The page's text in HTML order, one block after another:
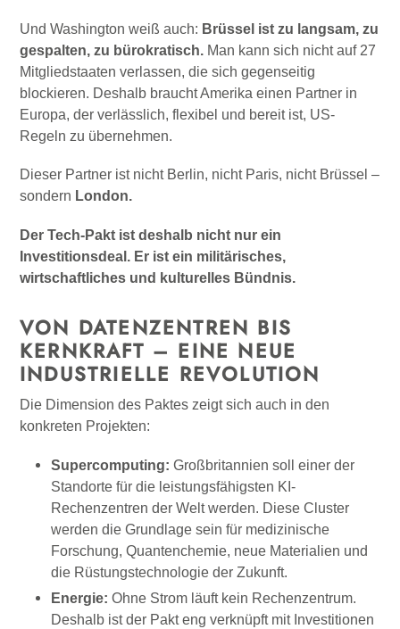
Und Washington weiß auch: Brüssel ist zu langsam, zu
gespalten, zu bürokratisch. Man kann sich nicht auf 27
Mitgliedstaaten verlassen, die sich gegenseitig
blockieren. Deshalb braucht Amerika einen Partner in
Europa, der verlässlich, flexibel und bereit ist, US-
Regeln zu übernehmen.
Dieser Partner ist nicht Berlin, nicht Paris, nicht Brüssel –
sondern London.
Der Tech-Pakt ist deshalb nicht nur ein
Investitionsdeal. Er ist ein militärisches,
wirtschaftliches und kulturelles Bündnis.
VON DATENZENTREN BIS
KERNKRAFT – EINE NEUE
INDUSTRIELLE REVOLUTION
Die Dimension des Paktes zeigt sich auch in den
konkreten Projekten:
Supercomputing: Großbritannien soll einer der
Standorte für die leistungsfähigsten KI-
Rechenzentren der Welt werden. Diese Cluster
werden die Grundlage sein für medizinische
Forschung, Quantenchemie, neue Materialien und
die Rüstungstechnologie der Zukunft.
Energie: Ohne Strom läuft kein Rechenzentrum.
Deshalb ist der Pakt eng verknüpft mit Investitionen